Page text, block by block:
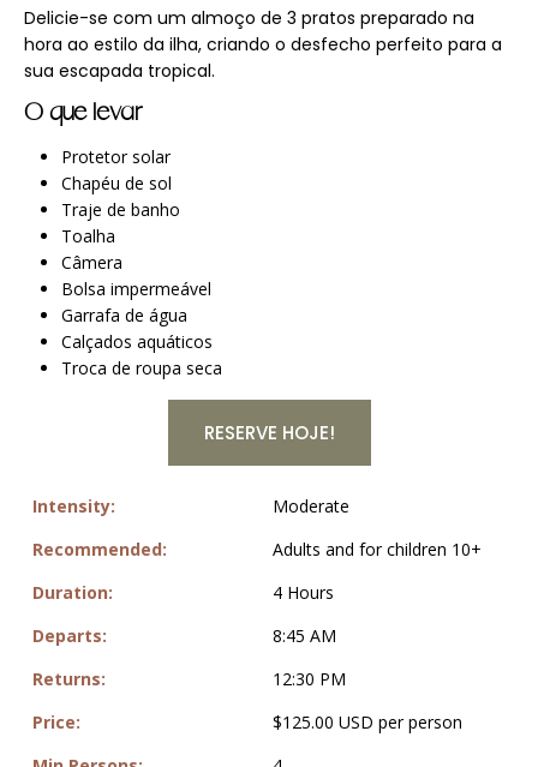
Delicie-se com um almoço de 3 pratos preparado na
hora ao estilo da ilha, criando o desfecho perfeito para a
sua escapada tropical.
O que levar
Protetor solar
Chapéu de sol
Traje de banho
Toalha
Câmera
Bolsa impermeável
Garrafa de água
Calçados aquáticos
Troca de roupa seca
RESERVE HOJE!
Intensity:
Moderate
Recommended:
Adults and for children 10+
Duration:
4 Hours
Departs:
8:45 AM
Returns:
12:30 PM
Price:
$125.00 USD per person